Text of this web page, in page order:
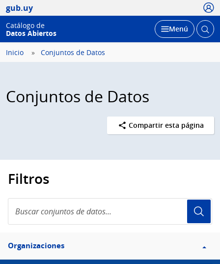
gub.uy
Catálogo de
Datos Abiertos
Desplegar
Menú Abrir
Inicio Conjuntos de Datos
Conjuntos de Datos
Compartir esta página
Filtros
conjuntos
de
Filtro
Organizaciones
Organizaciones